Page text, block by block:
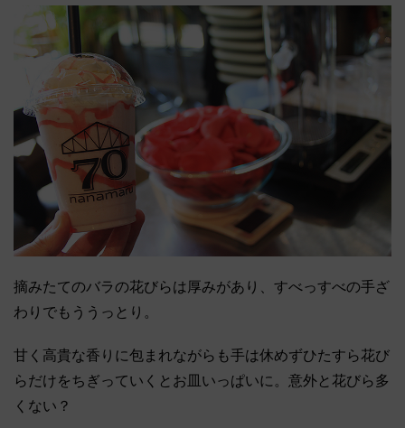
摘みたてのバラの花びらは厚みがあり、すべっすべの手ざ
わりでもううっとり。
甘く高貴な香りに包まれながらも手は休めずひたすら花び
らだけをちぎっていくとお皿いっぱいに。意外と花びら多
くない？